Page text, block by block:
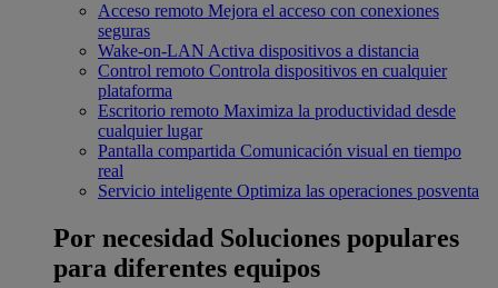
Acceso remoto Mejora el acceso con conexiones
seguras
Wake-on-LAN Activa dispositivos a distancia
Control remoto Controla dispositivos en cualquier
plataforma
Escritorio remoto Maximiza la productividad desde
cualquier lugar
Pantalla compartida Comunicación visual en tiempo
real
Servicio inteligente Optimiza las operaciones posventa
Por necesidad Soluciones populares
para diferentes equipos